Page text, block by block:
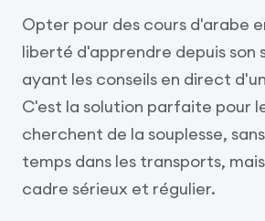
Opter pour des cours d'arabe
liberté d'apprendre depuis son
ayant les conseils en direct
C'est la solution parfaite pour
cherchent de la souplesse,
temps dans les transports,
cadre sérieux et régulier.